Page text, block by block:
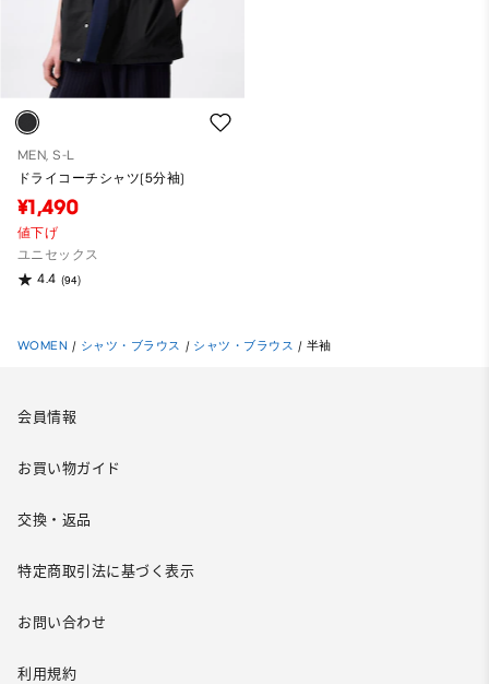
MEN, S-L
ドライコーチシャツ(5分袖)
¥1,490
値下げ
ユニセックス
4.4 (94)
WOMEN / シャツ・ブラウス / シャツ・ブラウス / 半袖
会員情報
お買い物ガイド
交換・返品
特定商取引法に基づく表示
お問い合わせ
利用規約